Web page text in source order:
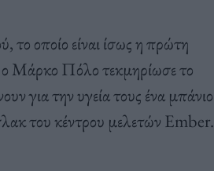
οποίο είναι ίσως η πρώτη
ο Μάρκο Πόλο τεκμηρίωσε το
για την υγεία τους ένα μπάνιο
του κέντρου μελετών Ember.